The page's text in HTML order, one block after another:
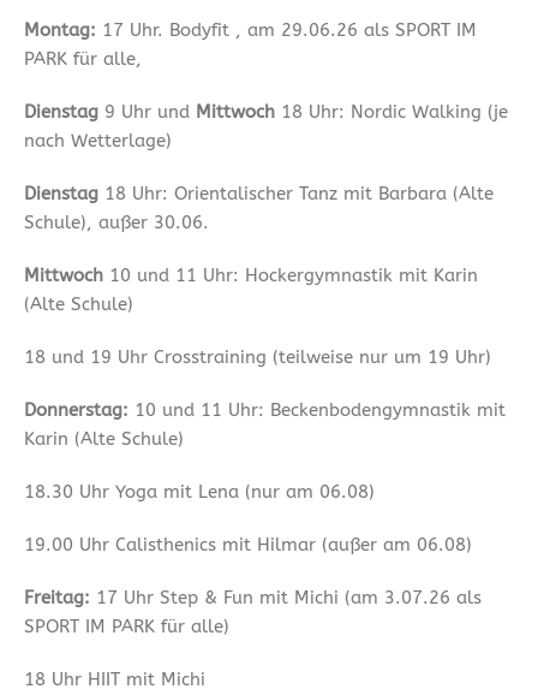
Montag: 17 Uhr. Bodyfit , am 29.06.26 als SPORT IM
PARK für alle,
Dienstag 9 Uhr und Mittwoch 18 Uhr: Nordic Walking (je
nach Wetterlage)
Dienstag 18 Uhr: Orientalischer Tanz mit Barbara (Alte
Schule), außer 30.06.
Mittwoch 10 und 11 Uhr: Hockergymnastik mit Karin
(Alte Schule)
18 und 19 Uhr Crosstraining (teilweise nur um 19 Uhr)
Donnerstag: 10 und 11 Uhr: Beckenbodengymnastik mit
Karin (Alte Schule)
18.30 Uhr Yoga mit Lena (nur am 06.08)
19.00 Uhr Calisthenics mit Hilmar (außer am 06.08)
Freitag: 17 Uhr Step & Fun mit Michi (am 3.07.26 als
SPORT IM PARK für alle)
18 Uhr HIIT mit Michi